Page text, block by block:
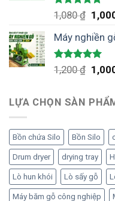
Được xếp
hạng
5.00
5 sao
1,080₫ Giá
là:
1,080
Máy nghiền
Được xếp
hạng
5.00
1,200₫ Giá
1,200
LỰA CHỌN SÀN
Bồn chứa Silo Bồn Silo
Drum dryer drying tray
Lò hun khói Lò sấy gỗ
Máy băm gỗ công nghiệp